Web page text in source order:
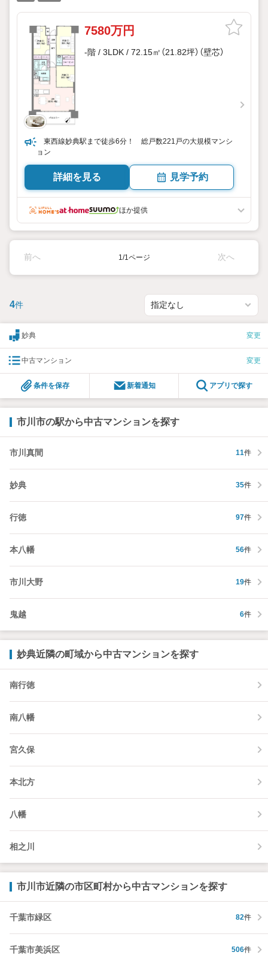
7580万円
-階 / 3LDK / 72.15㎡（21.82坪）（壁芯）
東西線妙典駅まで徒歩6分！ 総戸数221戸の大規模マンシ
ョン
詳細を見る 見学予約
ほか提供
前へ 1/1ページ 次へ
4件
妙典 変更
中古マンション 変更
条件を保存 新着通知 アプリで探す
市川市の駅から中古マンションを探す
市川真間 11件
妙典 35件
行徳 97件
本八幡 56件
市川大野 19件
鬼越 6件
妙典近隣の町域から中古マンションを探す
南行徳
南八幡
宮久保
本北方
八幡
相之川
市川市近隣の市区町村から中古マンションを探す
千葉市緑区 82件
千葉市美浜区 506件